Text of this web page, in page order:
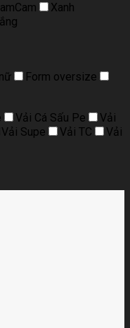
Cam
Xanh
Form oversize
Vải Cá Sấu Pe
Vải
Vải Supe Vải TC
Vải